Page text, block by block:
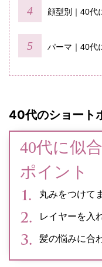
顔型別｜40代
パーマ｜40代
40代のショート
40代に似
ポイント
丸みをつけて
レイヤーを入
髪の悩みに合